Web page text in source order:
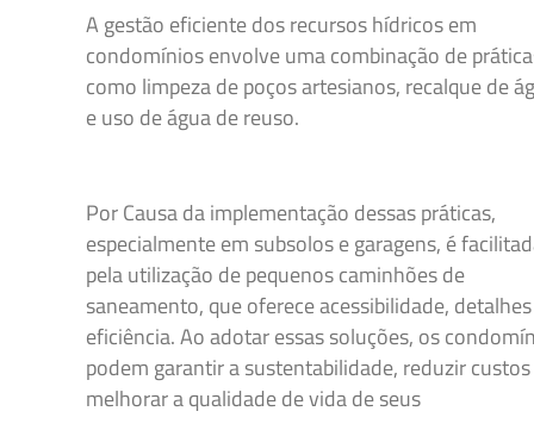
A gestão eficiente dos recursos hídricos em
condomínios envolve uma combinação de
como limpeza de poços artesianos, recalque de
e uso de água de reuso.
Por Causa da implementação dessas práticas,
especialmente em subsolos e garagens, é
pela utilização de pequenos caminhões de
saneamento, que oferece acessibilidade,
eficiência. Ao adotar essas soluções, os
podem garantir a sustentabilidade, reduzir
melhorar a qualidade de vida de seus